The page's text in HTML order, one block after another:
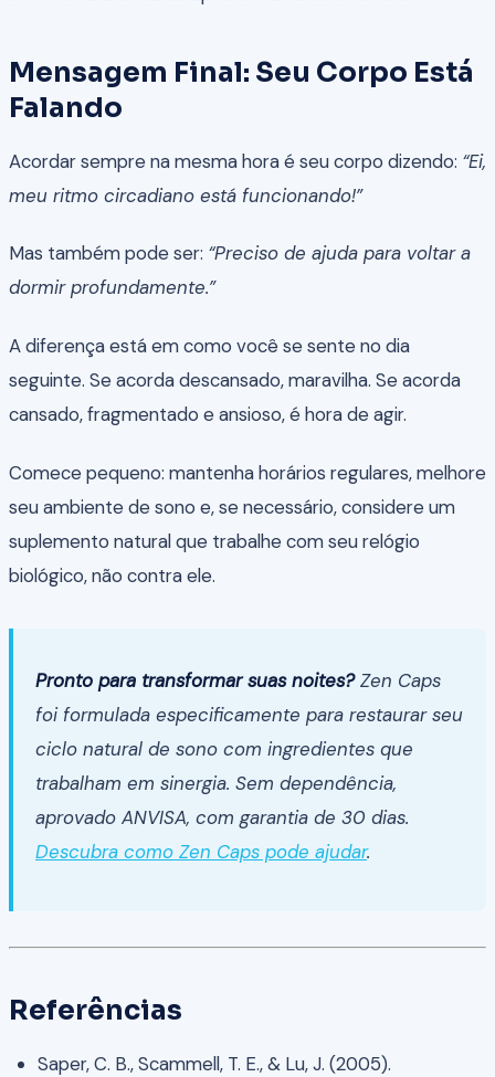
Mensagem Final: Seu Corpo Está
Falando
Acordar sempre na mesma hora é seu corpo dizendo: “Ei,
meu ritmo circadiano está funcionando!”
Mas também pode ser: “Preciso de ajuda para voltar a
dormir profundamente.”
A diferença está em como você se sente no dia
seguinte. Se acorda descansado, maravilha. Se acorda
cansado, fragmentado e ansioso, é hora de agir.
Comece pequeno: mantenha horários regulares, melhore
seu ambiente de sono e, se necessário, considere um
suplemento natural que trabalhe com seu relógio
biológico, não contra ele.
Pronto para transformar suas noites?Zen Caps
foi formulada especificamente para restaurar seu
ciclo natural de sono com ingredientes que
trabalham em sinergia. Sem dependência,
aprovado ANVISA, com garantia de 30 dias.
Descubra como Zen Caps pode ajudar.
Referências
Saper, C. B., Scammell, T. E., & Lu, J. (2005).